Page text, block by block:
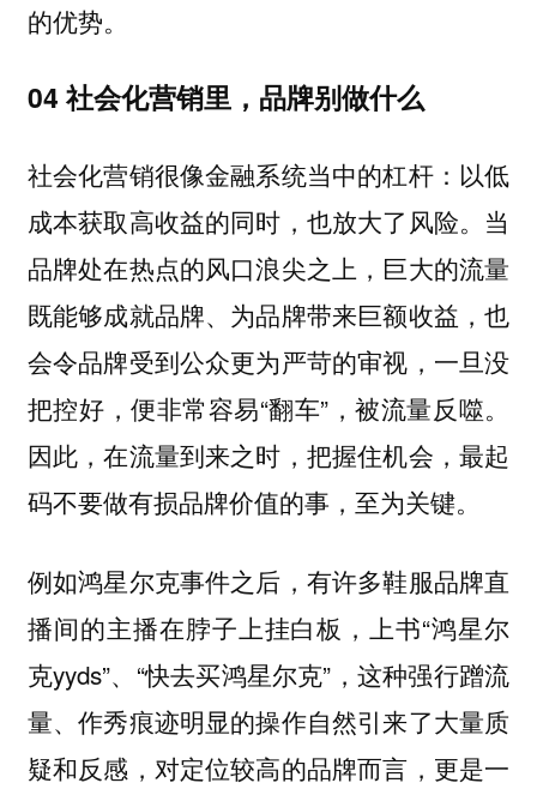
的优势。
04 社会化营销里，品牌别做什么
社会化营销很像金融系统当中的杠杆：以低
成本获取高收益的同时，也放大了风险。当
品牌处在热点的风口浪尖之上，巨大的流量
既能够成就品牌、为品牌带来巨额收益，也
会令品牌受到公众更为严苛的审视，一旦没
把控好，便非常容易“翻车”，被流量反噬。
因此，在流量到来之时，把握住机会，最起
码不要做有损品牌价值的事，至为关键。
例如鸿星尔克事件之后，有许多鞋服品牌直
播间的主播在脖子上挂白板，上书“鸿星尔
克yyds”、“快去买鸿星尔克”，这种强行蹭流
量、作秀痕迹明显的操作自然引来了大量质
疑和反感，对定位较高的品牌而言，更是一